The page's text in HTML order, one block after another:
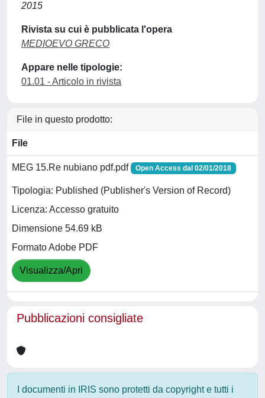
2015
Rivista su cui è pubblicata l'opera
MEDIOEVO GRECO
Appare nelle tipologie:
01.01 - Articolo in rivista
File in questo prodotto:
File
MEG 15.Re nubiano pdf.pdf Open Access dal 02/01/2018
Tipologia: Published (Publisher's Version of Record)
Licenza: Accesso gratuito
Dimensione 54.69 kB
Formato Adobe PDF
Visualizza/Apri
Pubblicazioni consigliate
I documenti in IRIS sono protetti da copyright e tutti i